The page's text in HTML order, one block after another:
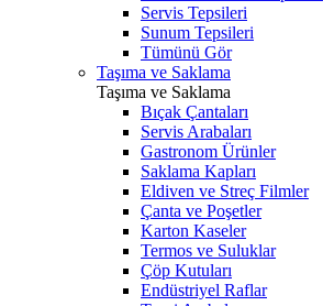
Servis Tepsileri
Sunum Tepsileri
Tümünü Gör
Taşıma ve Saklama
Taşıma ve Saklama
Bıçak Çantaları
Servis Arabaları
Gastronom Ürünler
Saklama Kapları
Eldiven ve Streç Filmler
Çanta ve Poşetler
Karton Kaseler
Termos ve Suluklar
Çöp Kutuları
Endüstriyel Raflar